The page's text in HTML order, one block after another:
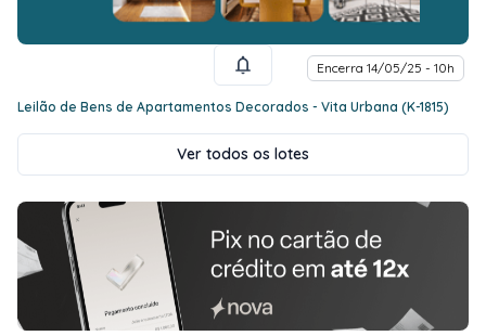
Encerra 14/05/25 - 10h
Leilão de Bens de Apartamentos Decorados - Vita Urbana (K-1815)
Ver todos os lotes